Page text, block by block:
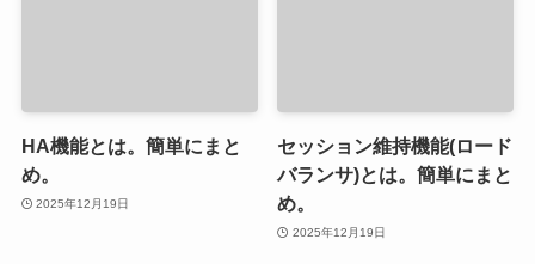
HA機能とは。簡単にまと
め。
2025年12月19日
セッション維持機能(ロード
バランサ)とは。簡単にまと
め。
2025年12月19日